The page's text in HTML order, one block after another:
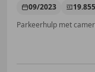
09/2023